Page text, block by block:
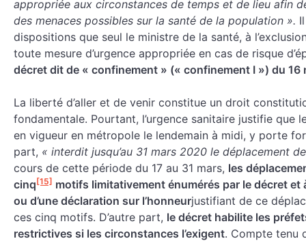
appropriée aux circonstances de temps et de lieu afin
des menaces possibles sur la santé de la population ».
dispositions que seul le ministre de la santé, à
toute mesure d’urgence appropriée en cas de risque
décret dit de « confinement » (« confinement I ») du
La liberté d’aller et de venir constitue un droit
fondamentale. Pourtant, l’urgence sanitaire justifie
en vigueur en métropole le lendemain à midi, y porte
part, « interdit jusqu’au 31 mars 2020 le déplacement
cours de cette période du 17 au 31 mars, les
cinq[15] motifs limitativement énumérés par le décret et
ou d’une déclaration sur l’honneurjustifiant de ce
ces cinq motifs. D’autre part, le décret habilite les
restrictives si les circonstances l’exigent. Compte tenu